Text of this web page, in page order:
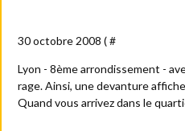
30 octobre 2008 ( #
Lyon - 8ème arrondissement -
rage. Ainsi, une devanture
Quand vous arrivez dans le